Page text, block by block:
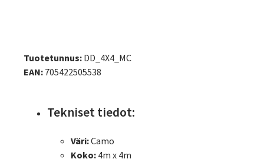
Tuotetunnus: DD_4X4_MC
EAN: 705422505538
Tekniset tiedot:
Väri:Camo
Koko: 4m x 4m